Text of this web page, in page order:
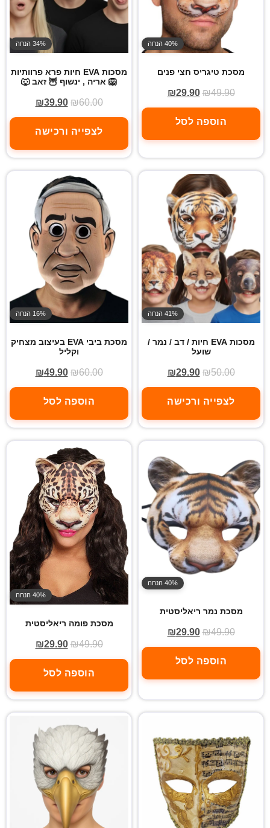
40% הנחה
מסכת טיגריס חצי פנים
₪49.90
₪29.90
הוספה לסל
34% הנחה
מסכות EVA חיות פרא פרוותיות
🦁 אריה , ינשוף 🦉 זאב 🐺
₪60.00
₪39.90
לצפייה ורכישה
41% הנחה
מסכות EVA חיות / דב / נמר /
שועל
₪50.00
₪29.90
לצפייה ורכישה
16% הנחה
מסכת ביבי EVA בעיצוב מצחיק
וקליל
₪60.00
₪49.90
הוספה לסל
40% הנחה
מסכת נמר ריאליסטית
₪49.90
₪29.90
הוספה לסל
40% הנחה
מסכת פומה ריאליסטית
₪49.90
₪29.90
הוספה לסל